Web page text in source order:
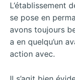
L’établissement
se pose en
avons toujours
a en quelqu’un
action avec.